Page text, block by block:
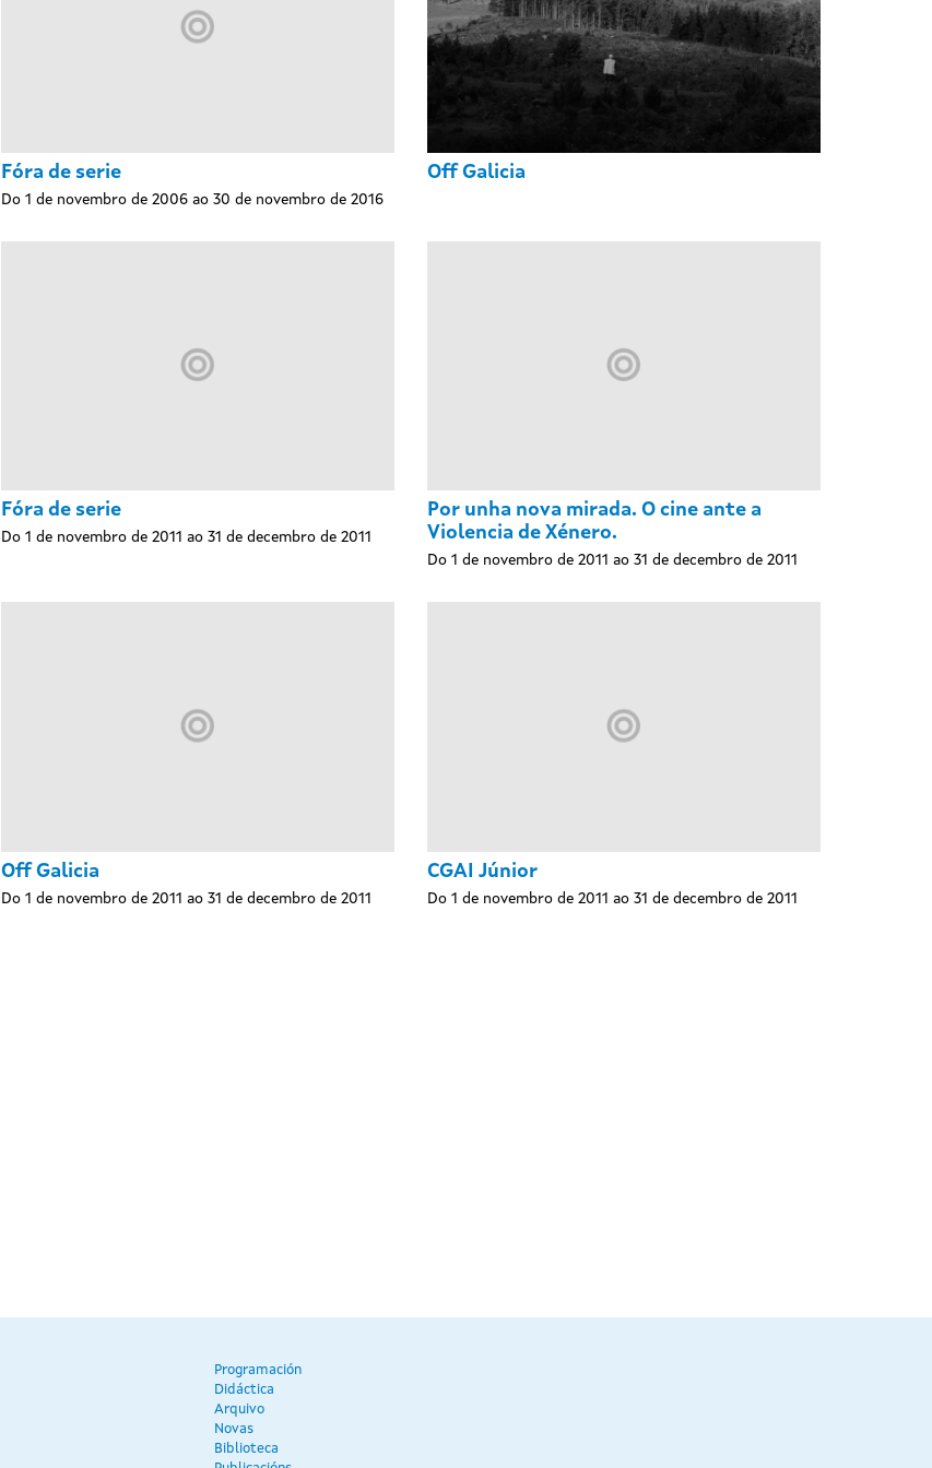
Fóra de serie
Do 1 de novembro de 2006 ao 30 de novembro de 2016
Off Galicia
Fóra de serie
Do 1 de novembro de 2011 ao 31 de decembro de 2011
Por unha nova mirada. O cine ante a
Violencia de Xénero.
Do 1 de novembro de 2011 ao 31 de decembro de 2011
Off Galicia
Do 1 de novembro de 2011 ao 31 de decembro de 2011
CGAI Júnior
Do 1 de novembro de 2011 ao 31 de decembro de 2011
Programación
Didáctica
Arquivo
Novas
Biblioteca